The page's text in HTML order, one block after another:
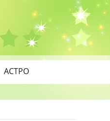
АСТРО